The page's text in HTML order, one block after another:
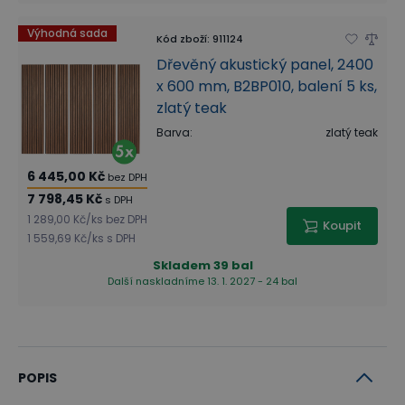
Výhodná sada Kód zboží: 911124
Dřevěný akustický panel, 2400
x 600 mm, B2BP010, balení 5 ks,
zlatý teak
Barva: zlatý teak
6 445,00 Kč bez DPH
7 798,45 Kč s DPH
1 289,00 Kč/ks bez DPH
1 559,69 Kč/ks s DPH
Koupit
Skladem39 bal
Další naskladníme 13. 1. 2027 - 24 bal
POPIS